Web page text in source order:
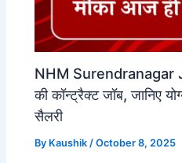
NHM Surendranagar
की कॉन्ट्रैक्ट जॉब, जानिए
सैलरी
By Kaushik/October 8, 2025